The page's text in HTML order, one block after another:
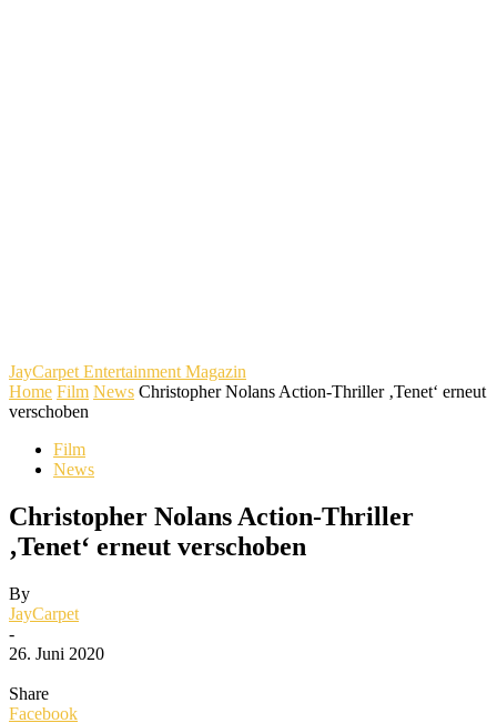
JayCarpet Entertainment Magazin
Home Film News Christopher Nolans Action-Thriller ‚Tenet‘ erneut
verschoben
Film
News
Christopher Nolans Action-Thriller
‚Tenet‘ erneut verschoben
By
JayCarpet
-
26. Juni 2020
Share
Facebook